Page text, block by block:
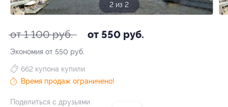
1 из 2
от 1 100 руб. от 550 руб.
Экономия от 550 руб.
662 купона купили
Время продаж ограничено!
Поделиться с друзьями